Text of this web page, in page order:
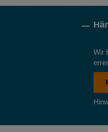
Wir